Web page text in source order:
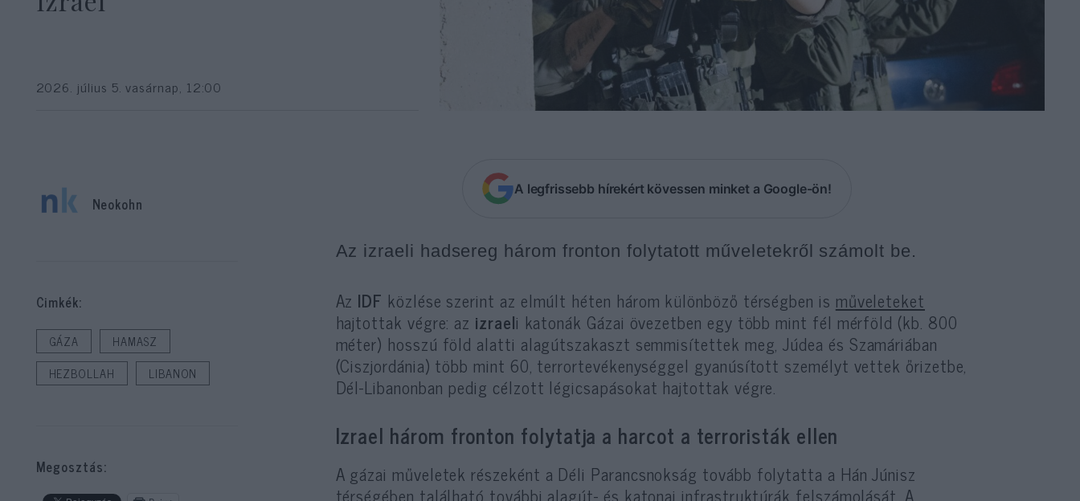
2026. július 5. vasárnap, 12:00
A legfrissebb hírekért kövessen minket a Google-ön!
Az izraeli hadsereg három fronton folytatott műveletekről számolt be.
Az IDF közlése szerint az elmúlt héten három különböző térségben is műveleteket
hajtottak végre: az izraeli katonák Gázai övezetben egy több mint fél mérföld (kb. 800
méter) hosszú föld alatti alagútszakaszt semmisítettek meg, Júdea és Szamáriában
(Ciszjordánia) több mint 60, terrortevékenységgel gyanúsított személyt vettek őrizetbe,
Dél-Libanonban pedig célzott légicsapásokat hajtottak végre.
Izrael három fronton folytatja a harcot a terroristák ellen
A gázai műveletek részeként a Déli Parancsnokság tovább folytatta a Hán Júnisz
térségében található további alagút- és katonai infrastruktúrák felszámolását. A
Neokohn
Cimkék:
GÁZA
HAMASZ
HEZBOLLAH
LIBANON
Megosztás: